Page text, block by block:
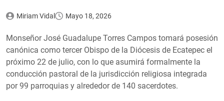
Miriam Vidal Mayo 18, 2026
Monseñor José Guadalupe Torres Campos tomará posesión
canónica como tercer Obispo de la Diócesis de Ecatepec el
próximo 22 de julio, con lo que asumirá formalmente la
conducción pastoral de la jurisdicción religiosa integrada
por 99 parroquias y alrededor de 140 sacerdotes.